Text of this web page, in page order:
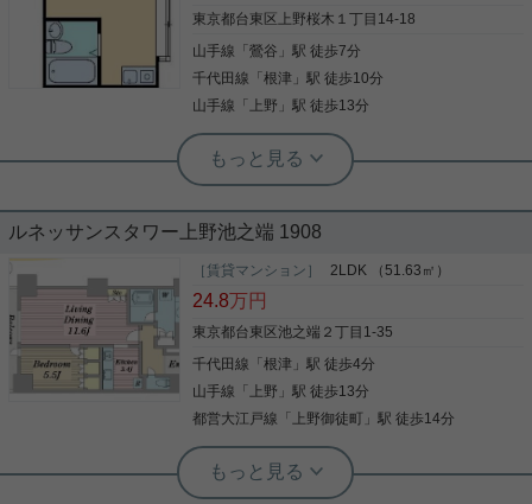
問い合わせお待ちしております。
写真(9)
東京都台東区上野桜木１丁目14-18
山手線 「鶯谷 」駅 徒歩7分
千代田線 「根津 」駅 徒歩10分
山手線 「 上野 」駅 徒歩13分
実用春日ホーム 小石川店 スタッフ上田
★法人、学生、海外の可も歓迎★生活
料★
おすすめ★ 人気の上野桜木エリアにある、1Rで
す。 3駅利用可能で通勤・通学に便利な立地で
す！！ インターネット無料で月々の費用も節約でき
ます。 エアコン・IHコンロ付きで新生活も始めやす
いただけるお部屋です。 事務所利用もご相談可能な
ので、住居としてはもちろん、仕事やセカンドルー
ムなど幅広い用途でご検討いただけるおすすめの一
室です。
写真(9)
ルネッサンスタワー上野池之端 1908
［賃貸マンション］ 2LDK （51.63㎡）
24.8万円
東京都台東区池之端２丁目1-35
千代田線 「根津 」駅 徒歩4分
山手線 「 上野 」駅 徒歩13分
都営大江戸線 「 上野御徒町 」駅 徒歩14分
根津駅前センター（実用根津ホーム株式会社 根津駅前センター） スタ
ッフ佐藤